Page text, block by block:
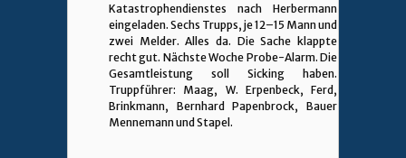
Katastrophendienstes nach Herbermann
eingeladen. Sechs Trupps, je 12–15 Mann und
zwei Melder. Alles da. Die Sache klappte
recht gut. Nächste Woche Probe-Alarm. Die
Gesamtleistung soll Sicking haben.
Truppführer: Maag, W. Erpenbeck, Ferd,
Brinkmann, Bernhard Papenbrock, Bauer
Mennemann und Stapel.